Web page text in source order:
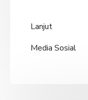
Lanjut
Media Sosial